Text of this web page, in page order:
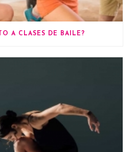
A CLASES DE BAILE?